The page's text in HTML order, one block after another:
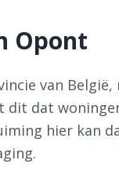
Opont
van
dit dat
hier kan